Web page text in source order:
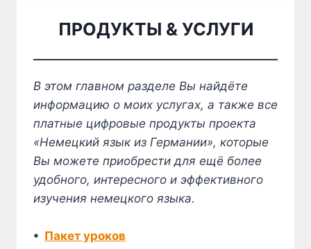
ПРОДУКТЫ & УСЛУГИ
В этом главном разделе Вы найдёте
информацию о моих услугах, а также все
платные цифровые продукты проекта
«Немецкий язык из Германии», которые
Вы можете приобрести для ещё более
удобного, интересного и эффективного
изучения немецкого языка.
• Пакет уроков